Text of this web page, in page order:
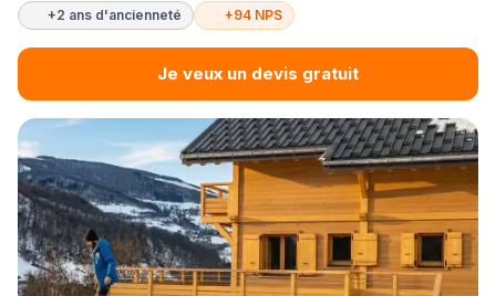
+2 ans d'ancienneté +94 NPS
Je veux un devis gratuit